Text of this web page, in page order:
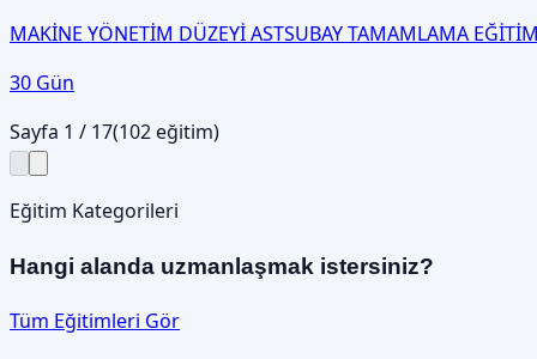
MAKİNE YÖNETİM DÜZEYİ ASTSUBAY TAMAMLAMA
30 Gün
Sayfa 1 / 17(102eğitim)
Eğitim Kategorileri
Hangi alanda uzmanlaşmak istersiniz?
Tüm Eğitimleri Gör